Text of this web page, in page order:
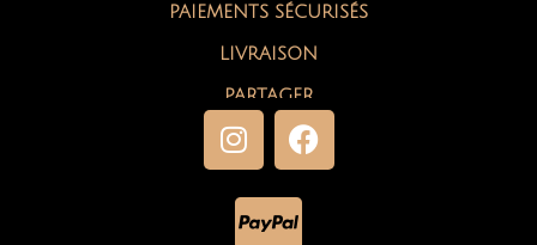
PAIEMENTS SÉCURISÉS
LIVRAISON
PARTAGER